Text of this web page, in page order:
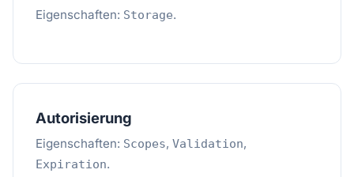
Eigenschaften: Storage.
Autorisierung
Eigenschaften: Scopes, Validation,
Expiration.